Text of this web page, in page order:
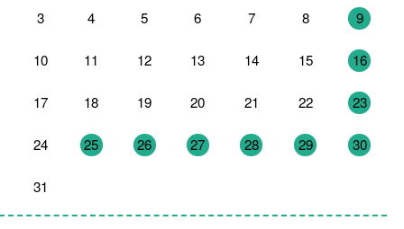
3 4 5 6 7 8 9
10 11 12 13 14 15 16
17 18 19 20 21 22 23
24 25 26 27 28 29 30
31